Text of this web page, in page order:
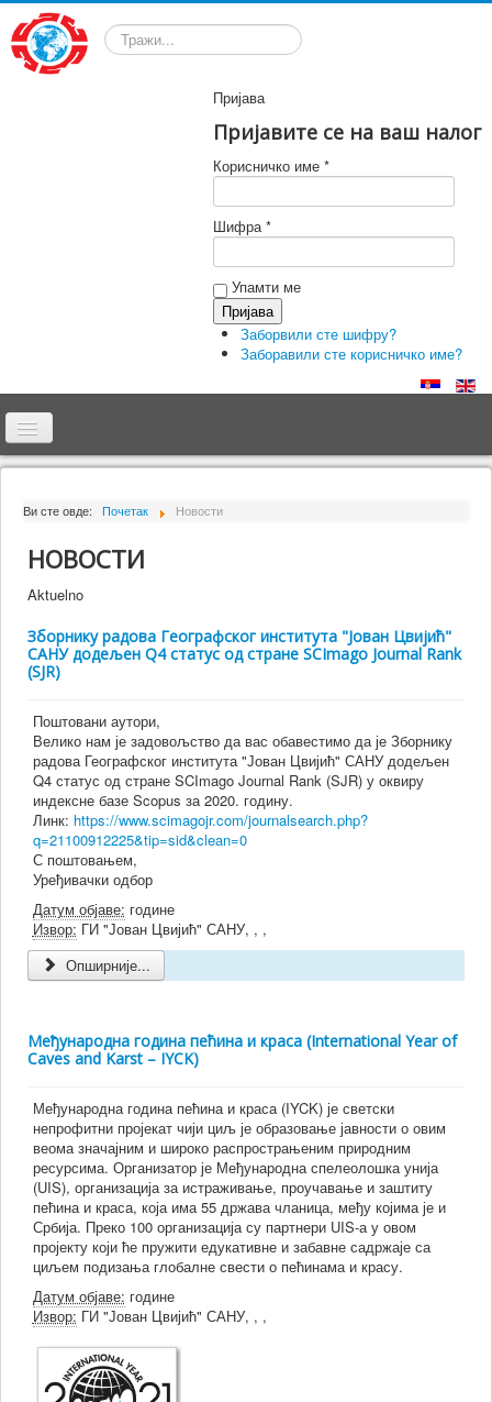
Пријава
Пријавите се на ваш налог
Корисничко име *
Шифра *
Упамти ме
Заборвили сте шифру?
Заборавили сте корисничко име?
Почетна
О Институту
Активности
Новости
Библиотека
Контакт
Ви сте овде: Почетак Новости
НОВОСТИ
Aktuelno
Зборнику радова Географског института "Јован Цвијић"
САНУ додељен Q4 статус од стране SCImago Journal Rank
(SJR)
Поштовани аутори,
Велико нам је задовољство да вас обавестимо да је Зборнику
радова Географског института "Јован Цвијић" САНУ додељен
Q4 статус од стране SCImago Journal Rank (SJR) у оквиру
индексне базе Scopus за 2020. годину.
Линк: https://www.scimagojr.com/journalsearch.php?
q=21100912225&tip=sid&clean=0
С поштовањем,
Уређивачки одбор
Датум објаве: године
Извор: ГИ "Јован Цвијић" САНУ, , ,
Опширније...
Међународна година пећина и краса (International Year of
Caves and Karst – IYCK)
Међународна година пећина и краса (IYCK) је светски
непрофитни пројекат чији циљ је образовање јавности о овим
веома значајним и широко распрострањеним природним
ресурсима. Организатор је Међународна спелеолошка унија
(UIS), организација за истраживање, проучавање и заштиту
пећина и краса, која има 55 држава чланица, међу којима је и
Србија. Преко 100 организација су партнери UIS-а у овом
пројекту који ће пружити едукативне и забавне садржаје са
циљем подизања глобалне свести о пећинама и красу.
Датум објаве: године
Извор: ГИ "Јован Цвијић" САНУ, , ,